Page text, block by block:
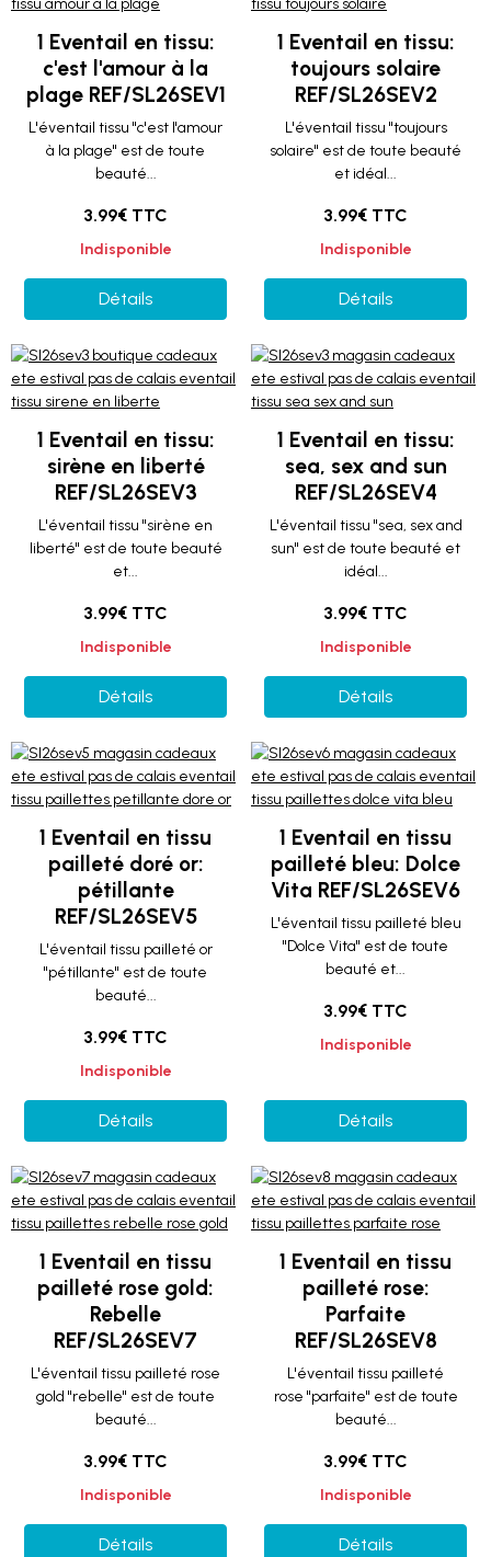
1 Eventail en tissu:
c'est l'amour à la
plage REF/SL26SEV1
L'éventail tissu "c'est l'amour
à la plage" est de toute
beauté...
3.99€ TTC
Indisponible
Détails
1 Eventail en tissu:
toujours solaire
REF/SL26SEV2
L'éventail tissu "toujours
solaire" est de toute beauté
et idéal...
3.99€ TTC
Indisponible
Détails
1 Eventail en tissu:
sirène en liberté
REF/SL26SEV3
L'éventail tissu "sirène en
liberté" est de toute beauté
et...
3.99€ TTC
Indisponible
Détails
1 Eventail en tissu:
sea, sex and sun
REF/SL26SEV4
L'éventail tissu "sea, sex and
sun" est de toute beauté et
idéal...
3.99€ TTC
Indisponible
Détails
1 Eventail en tissu
pailleté doré or:
pétillante
REF/SL26SEV5
L'éventail tissu pailleté or
"pétillante" est de toute
beauté...
3.99€ TTC
Indisponible
Détails
1 Eventail en tissu
pailleté bleu: Dolce
Vita REF/SL26SEV6
L'éventail tissu pailleté bleu
"Dolce Vita" est de toute
beauté et...
3.99€ TTC
Indisponible
Détails
1 Eventail en tissu
pailleté rose gold:
Rebelle
REF/SL26SEV7
L'éventail tissu pailleté rose
gold "rebelle" est de toute
beauté...
3.99€ TTC
Indisponible
Détails
1 Eventail en tissu
pailleté rose:
Parfaite
REF/SL26SEV8
L'éventail tissu pailleté
rose "parfaite" est de toute
beauté...
3.99€ TTC
Indisponible
Détails